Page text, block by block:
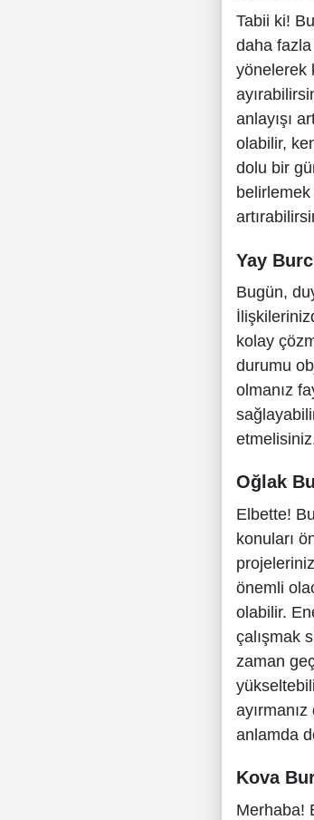
Tabii ki!
daha fazla
yönelerek
anlayışı
olabilir,
dolu bir
Yay
Bugün,
kolay
durumu
olmanız
Oğlak
Elbette!
konuları
önemli
olabilir.
çalışmak
zaman
anlamda
Kova
Merhaba!